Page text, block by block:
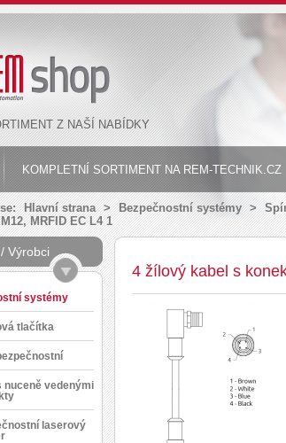
Z NAŠÍ NABÍDKY
KOMPLETNÍ SORTIMENT NA REM-TECHNIK.CZ
se: Hlavní strana > Bezpečnostní systémy >
MRFID EC L4 1
/ Výrobci
systémy
tlačítka
nuceně vedenými
laserový
4 žílový kabel s